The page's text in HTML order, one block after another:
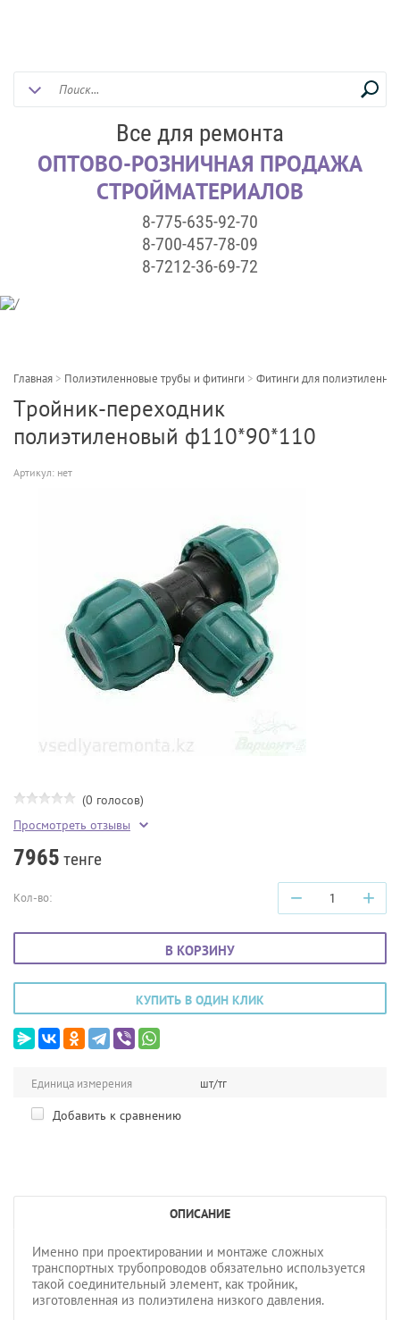
Все для ремонта
ОПТОВО-РОЗНИЧНАЯ ПРОДАЖА
СТРОЙМАТЕРИАЛОВ
8-775-635-92-70
8-700-457-78-09
8-7212-36-69-72
Главная > Полиэтиленновые трубы и фитинги > Фитинги для
Тройник-переходник
полиэтиленовый ф110*90*110
Артикул: нет
(0 голосов)
Просмотреть отзывы
7965 тенге
Кол-во: − +
В КОРЗИНУ
КУПИТЬ В ОДИН КЛИК
Единица измерения шт/тг
Добавить к сравнению
ОПИСАНИЕ
Именно при проектировании и монтаже сложных
транспортных трубопроводов обязательно используется
такой соединительный элемент, как тройник,
изготовленная из полиэтилена низкого давления.